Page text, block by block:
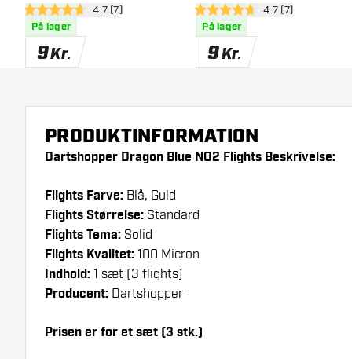
åbn anmeldelsespanel
4.7 bedømmelsesstjerner
4.7 (7)
På lager
9Kr.
åbn
4.7 bedømmelsesstjerner
4.7 (7)
På lager
9Kr.
PRODUKTINFORMATION
Dartshopper Dragon Blue NO2 Flights Beskrivelse:
Flights Farve: Blå, Guld
Flights Størrelse: Standard
Flights Tema: Solid
Flights Kvalitet: 100 Micron
Indhold: 1 sæt (3 flights)
Producent: Dartshopper
Prisen er for et sæt (3 stk.)